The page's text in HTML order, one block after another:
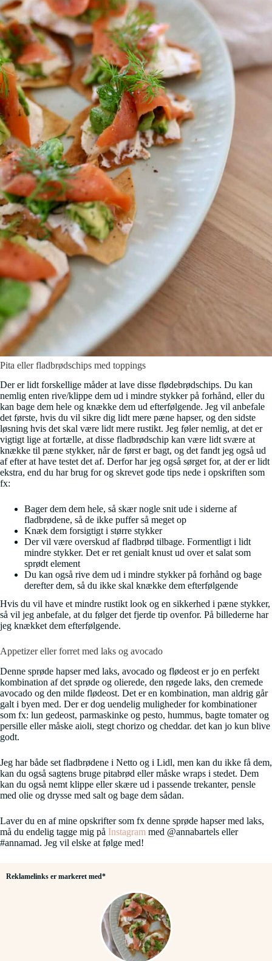
Pita eller fladbrødschips med toppings
Der er lidt forskellige måder at lave disse flødebrødschips. Du kan
nemlig enten rive/klippe dem ud i mindre stykker på forhånd, eller du
kan bage dem hele og knække dem ud efterfølgende. Jeg vil anbefale
det første, hvis du vil sikre dig lidt mere pæne hapser, og den sidste
løsning hvis det skal være lidt mere rustikt. Jeg føler nemlig, at det er
vigtigt lige at fortælle, at disse fladbrødschip kan være lidt svære at
knække til pæne stykker, når de først er bagt, og det fandt jeg også ud
af efter at have testet det af. Derfor har jeg også sørget for, at der er lidt
ekstra, end du har brug for og skrevet gode tips nede i opskriften som
fx:
Bager dem dem hele, så skær nogle snit ude i siderne af
fladbrødene, så de ikke puffer så meget op
Knæk dem forsigtigt i større stykker
Der vil være overskud af fladbrød tilbage. Formentligt i lidt
mindre stykker. Det er ret genialt knust ud over et salat som
sprødt element
Du kan også rive dem ud i mindre stykker på forhånd og bage
derefter dem, så du ikke skal knække dem efterfølgende
Hvis du vil have et mindre rustikt look og en sikkerhed i pæne stykker,
så vil jeg anbefale, at du følger det fjerde tip ovenfor. På billederne har
jeg knækket dem efterfølgende.
Appetizer eller forret med laks og avocado
Denne sprøde hapser med laks, avocado og flødeost er jo en perfekt
kombination af det sprøde og olierede, den røgede laks, den cremede
avocado og den milde flødeost. Det er en kombination, man aldrig går
galt i byen med. Der er dog uendelig muligheder for kombinationer
som fx: lun gedeost, parmaskinke og pesto, hummus, bagte tomater og
persille eller måske aioli, stegt chorizo og cheddar. det kan jo kun blive
godt.
Jeg har både set fladbrødene i Netto og i Lidl, men kan du ikke få dem,
kan du også sagtens bruge pitabrød eller måske wraps i stedet. Dem
kan du også nemt klippe eller skære ud i passende trekanter, pensle
med olie og drysse med salt og bage dem sådan.
Laver du en af mine opskrifter som fx denne sprøde hapser med laks,
må du endelig tagge mig på Instagram med @annabartels eller
#annamad. Jeg vil elske at følge med!
Reklamelinks er markeret med*